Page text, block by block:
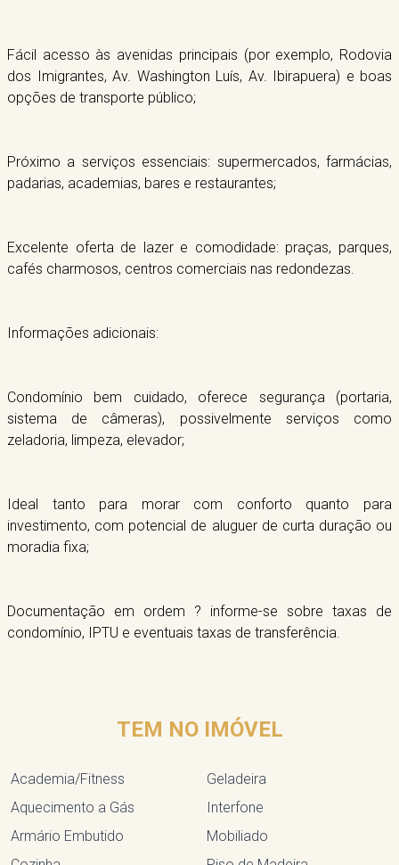
Fácil acesso às avenidas principais (por exemplo, Rodovia
dos Imigrantes, Av. Washington Luís, Av. Ibirapuera) e boas
opções de transporte público;
Próximo a serviços essenciais: supermercados, farmácias,
padarias, academias, bares e restaurantes;
Excelente oferta de lazer e comodidade: praças, parques,
cafés charmosos, centros comerciais nas redondezas.
Informações adicionais:
Condomínio bem cuidado, oferece segurança (portaria,
sistema de câmeras), possivelmente serviços como
zeladoria, limpeza, elevador;
Ideal tanto para morar com conforto quanto para
investimento, com potencial de aluguer de curta duração ou
moradia fixa;
Documentação em ordem ? informe-se sobre taxas de
condomínio, IPTU e eventuais taxas de transferência.
TEM NO IMÓVEL
Academia/Fitness
Aquecimento a Gás
Armário Embutido
Geladeira
Interfone
Mobiliado